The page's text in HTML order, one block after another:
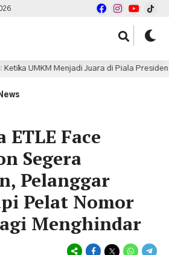
Menjadi Juara di Piala Presiden 2026
Face
Segera
Pelanggar
Pelat Nomor
Menghindar